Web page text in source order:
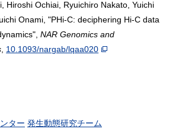
Hiroshi Ochiai, Ryuichiro Nakato, Yuichi
Onami, "PHi-C: deciphering Hi-C data
NAR Genomics and
10.1093/nargab/lqaa020
ター 発生動態研究チーム